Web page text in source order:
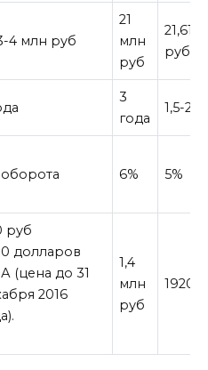
4 млн руб
21
млн
руб
21,61
руб
3
года
1,5-2
6% 5%
руб
долларов
(цена до 31
2016
1,4
млн
руб